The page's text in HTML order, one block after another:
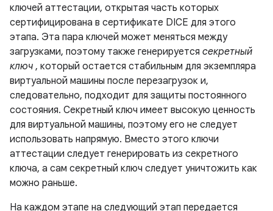
ключей аттестации, открытая часть которых
сертифицирована в сертификате DICE для этого
этапа. Эта пара ключей может меняться между
загрузками, поэтому также генерируется секретный
ключ , который остается стабильным для экземпляра
виртуальной машины после перезагрузок и,
следовательно, подходит для защиты постоянного
состояния. Секретный ключ имеет высокую ценность
для виртуальной машины, поэтому его не следует
использовать напрямую. Вместо этого ключи
аттестации следует генерировать из секретного
ключа, а сам секретный ключ следует уничтожить как
можно раньше.
На каждом этапе на следующий этап передается